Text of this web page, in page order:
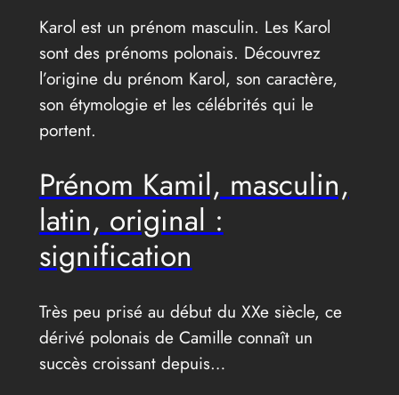
Karol est un prénom masculin. Les Karol
sont des prénoms polonais. Découvrez
l’origine du prénom Karol, son caractère,
son étymologie et les célébrités qui le
portent.
Prénom Kamil, masculin,
latin, original :
signification
Très peu prisé au début du XXe siècle, ce
dérivé polonais de Camille connaît un
succès croissant depuis…